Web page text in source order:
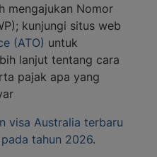
mengajukan Nomor
kunjungi situs web
(ATO) untuk
lanjut tentang cara
pajak apa yang
visa Australia terbaru
tahun 2026.